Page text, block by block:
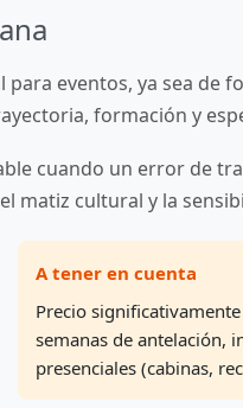
eventos, ya sea de
formación y
cuando un error de
matiz cultural y la
A tener en cuenta
Precio
semanas de antelación,
presenciales (cabinas,